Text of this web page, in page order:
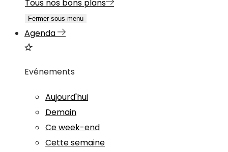
Tous nos bons plans
Fermer sous-menu
Agenda
Evénements
Aujourd'hui
Demain
Ce week-end
Cette semaine